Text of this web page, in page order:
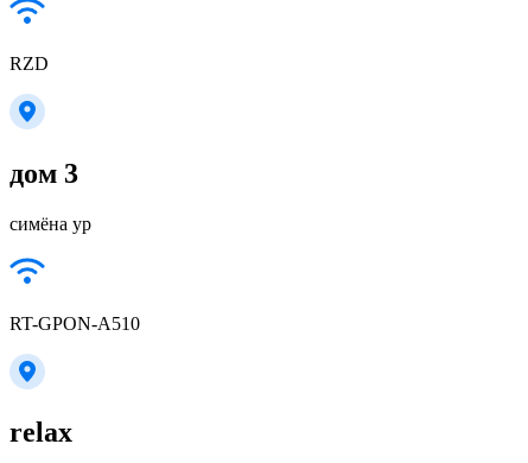
RZD
дом 3
симёна ур
RT-GPON-A510
relax